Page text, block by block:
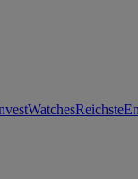
WatchesReichste